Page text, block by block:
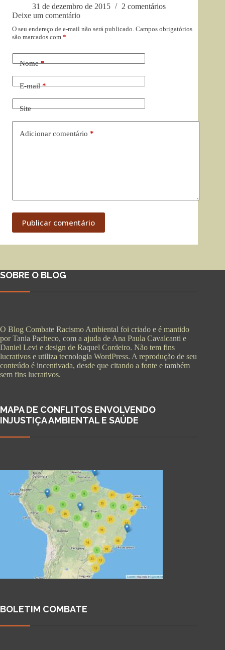
31 de dezembro de 2015
2 comentários
Deixe um comentário
O seu endereço de e-mail não será publicado. Campos obrigatórios
são marcados com *
Nome*
E-mail*
Site
Adicionar comentário *
Publicar comentário
SOBRE O BLOG
O Blog Combate Racismo Ambiental foi criado e é mantido
por Tania Pacheco, com a ajuda de Ana Paula Cavalcanti e
Daniel Levi e design de Raquel Cordeiro. Não tem fins
lucrativos e utiliza tecnologia WordPress. A reprodução de seu
conteúdo é incentivada, desde que citando a fonte e também
sem fins lucrativos.
MAPA DE CONFLITOS ENVOLVENDO
INJUSTIÇA AMBIENTAL E SAÚDE
BOLETIM COMBATE